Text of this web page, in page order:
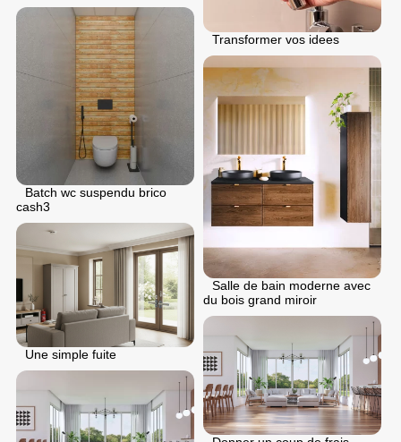
Transformer vos idees
Batch wc suspendu brico
cash3
Salle de bain moderne avec
du bois grand miroir
Une simple fuite